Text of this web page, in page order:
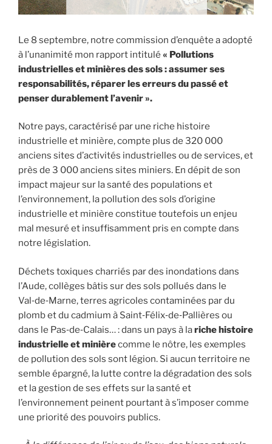
Le 8 septembre, notre commission d’enquête a adopté
à l’unanimité mon rapport intitulé « Pollutions
industrielles et minières des sols : assumer ses
responsabilités, réparer les erreurs du passé et
penser durablement l’avenir ».
Notre pays, caractérisé par une riche histoire
industrielle et minière, compte plus de 320 000
anciens sites d’activités industrielles ou de services, et
près de 3 000 anciens sites miniers. En dépit de son
impact majeur sur la santé des populations et
l’environnement, la pollution des sols d’origine
industrielle et minière constitue toutefois un enjeu
mal mesuré et insuffisamment pris en compte dans
notre législation.
Déchets toxiques charriés par des inondations dans
l’Aude, collèges bâtis sur des sols pollués dans le
Val‑de‑Marne, terres agricoles contaminées par du
plomb et du cadmium à Saint‑Félix‑de‑Pallières ou
dans le Pas‑de‑Calais… : dans un pays à lariche histoire
industrielle et minièrecomme le nôtre, les exemples
de pollution des sols sont légion. Si aucun territoire ne
semble épargné, la lutte contre la dégradation des sols
et la gestion de ses effets sur la santé et
l’environnement peinent pourtant à s’imposer comme
une priorité des pouvoirs publics.